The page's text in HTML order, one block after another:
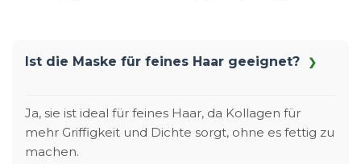
Ist die Maske für feines Haar geeignet?
Ja, sie ist ideal für feines Haar, da Kollagen für
mehr Griffigkeit und Dichte sorgt, ohne es fettig zu
machen.